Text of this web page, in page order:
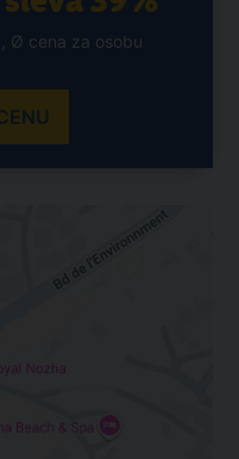
Ø cena za osobu